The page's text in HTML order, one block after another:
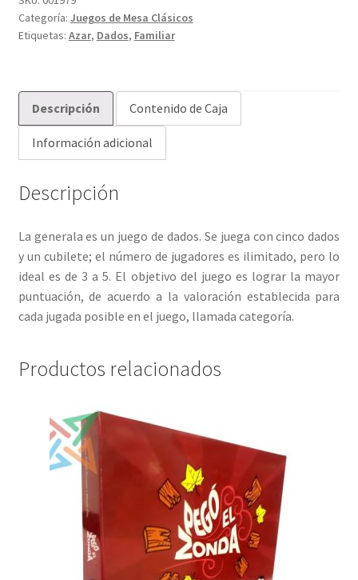
de
cuero
Categoría: Juegos de Mesa Clásicos
Etiquetas: Azar, Dados, Familiar
Descripción Contenido de Caja
Información adicional
Descripción
La generala es un juego de dados. Se juega con cinco dados
y un cubilete; el número de jugadores es ilimitado, pero lo
ideal es de 3 a 5. El objetivo del juego es lograr la mayor
puntuación, de acuerdo a la valoración establecida para
cada jugada posible en el juego, llamada categoría.
Productos relacionados